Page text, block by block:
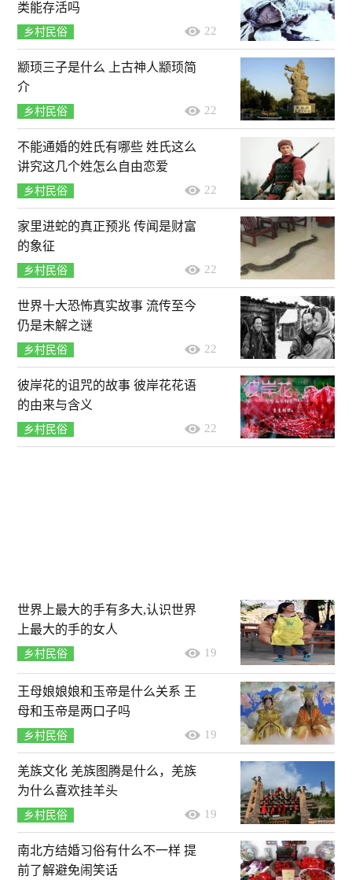
类能存活吗
乡村民俗 22
颛顼三子是什么 上古神人颛顼简
介
乡村民俗 22
不能通婚的姓氏有哪些 姓氏这么
讲究这几个姓怎么自由恋爱
乡村民俗 22
家里进蛇的真正预兆 传闻是财富
的象征
乡村民俗 22
世界十大恐怖真实故事 流传至今
仍是未解之谜
乡村民俗 22
彼岸花的诅咒的故事 彼岸花花语
的由来与含义
乡村民俗 22
世界上最大的手有多大,认识世界
上最大的手的女人
乡村民俗 19
王母娘娘娘和玉帝是什么关系 王
母和玉帝是两口子吗
乡村民俗 19
羌族文化 羌族图腾是什么，羌族
为什么喜欢挂羊头
乡村民俗 19
南北方结婚习俗有什么不一样 提
前了解避免闹笑话